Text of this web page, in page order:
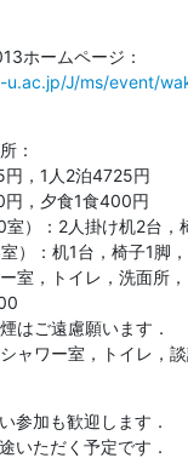
J/ms/event/
：
円，1人2泊4725円
，夕食1食400円
）：2人掛け机2台，
机1台，椅子1脚，
室，トイレ，洗面所
はご遠慮願います．
ャワー室，トイレ，
参加も歓迎します．
いただく予定です．